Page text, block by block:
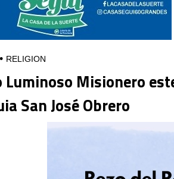
• RELIGION
Luminoso Misionero
San José Obrero